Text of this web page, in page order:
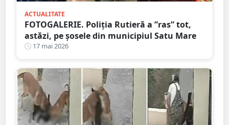
ACTUALITATE
FOTOGALERIE. Poliția Rutieră a ”ras” tot,
astăzi, pe șosele din municipiul Satu Mare
17 mai 2026